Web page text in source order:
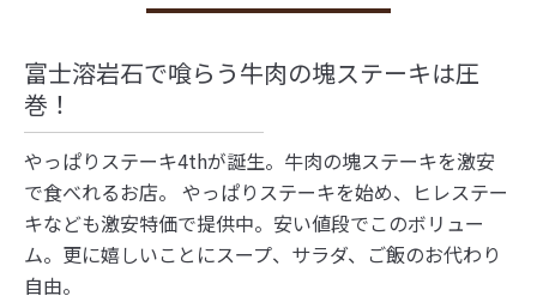
富士溶岩石で喰らう牛肉の塊ステーキは圧
巻！
やっぱりステーキ4thが誕生。牛肉の塊ステーキを激安
で食べれるお店。 やっぱりステーキを始め、ヒレステー
キなども激安特価で提供中。安い値段でこのボリュー
ム。更に嬉しいことにスープ、サラダ、ご飯のお代わり
自由。